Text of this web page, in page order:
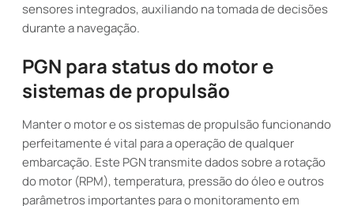
sensores integrados, auxiliando na tomada de decisões
durante a navegação.
PGN para status do motor e
sistemas de propulsão
Manter o motor e os sistemas de propulsão funcionando
perfeitamente é vital para a operação de qualquer
embarcação. Este PGN transmite dados sobre a rotação
do motor (RPM), temperatura, pressão do óleo e outros
parâmetros importantes para o monitoramento em